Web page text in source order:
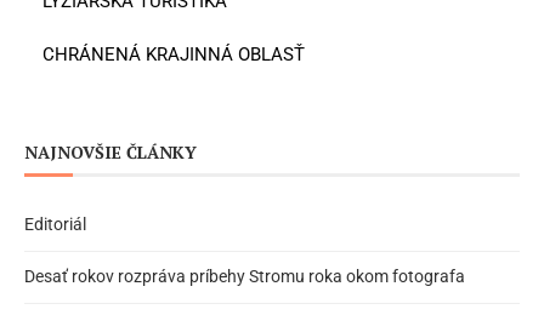
CHRÁNENÁ KRAJINNÁ OBLASŤ
NAJNOVŠIE ČLÁNKY
Editoriál
Desať rokov rozpráva príbehy Stromu roka okom fotografa